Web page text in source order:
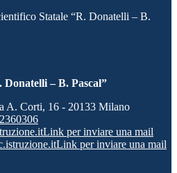
Statale “R. Donatelli – B.
Donatelli – B. Pascal”
A. Corti, 16 - 20133 Milano
Link per inviare una mail
Link per inviare una mail